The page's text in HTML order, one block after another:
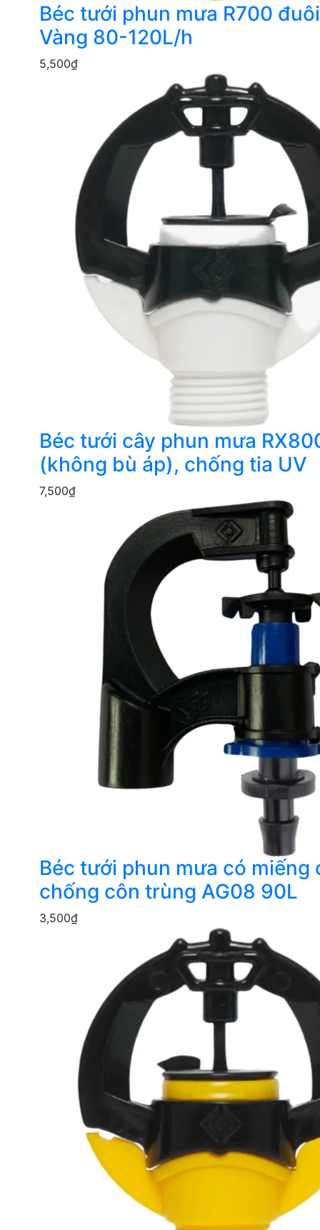
Béc tưới phun mưa R700
Vàng 80-120L/h
5,500₫
Béc tưới cây phun mưa
(không bù áp), chống tia UV
7,500₫
Béc tưới phun mưa có miếng
chống côn trùng AG08 90L
3,500₫